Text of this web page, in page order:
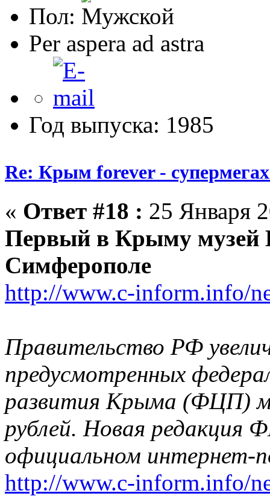
Пол:
Per aspera ad astra
Год выпуска: 1985
Re: Крым forever -
« Ответ #18 : 25 Января
Первый в Крыму музей
Симферополе
http://www.c-inform.info/
Правительство РФ
предусмотренных
развития Крыма (ФЦП)
рублей. Новая редакция
официальном интернет-
http://www.c-inform.info/